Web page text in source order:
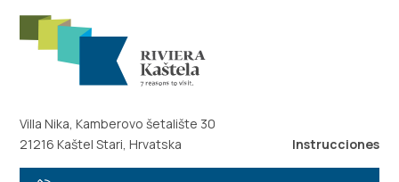
Villa Nika, Kamberovo šetalište 30
21216 Kaštel Stari, Hrvatska
Instrucciones